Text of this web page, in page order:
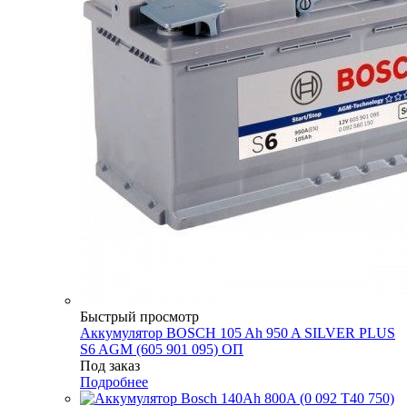
Быстрый просмотр
Аккумулятор BOSCH 105 Ah 950 A SILVER PLUS
S6 AGM (605 901 095) ОП
Под заказ
Подробнее